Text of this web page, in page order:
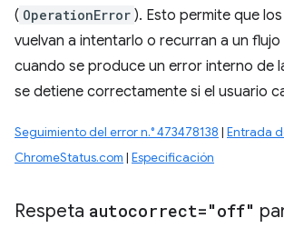
( OperationError ). Esto permite que
vuelvan a intentarlo o recurran a un
cuando se produce un error interno de
se detiene correctamente si el usuario
Seguimiento del error n.° 473478138 | Entrada
ChromeStatus.com | Especificación
Respeta autocorrect="off"